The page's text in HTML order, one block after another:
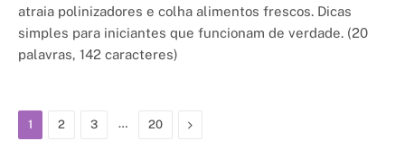
atraia polinizadores e colha alimentos frescos. Dicas
simples para iniciantes que funcionam de verdade. (20
palavras, 142 caracteres)
1 2 3 … 20 Next